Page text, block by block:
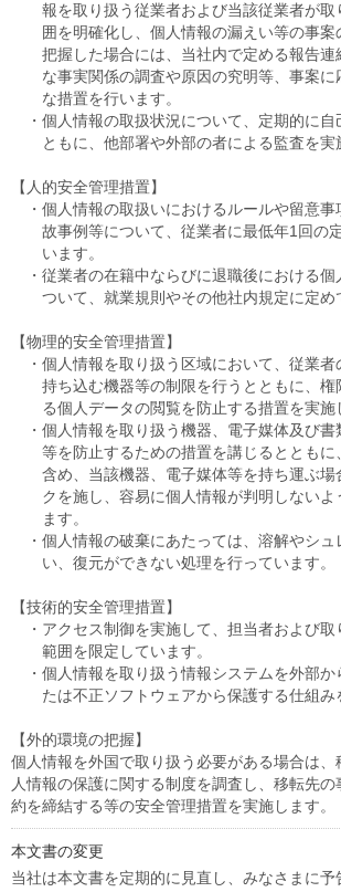
報を取り扱う従業者および当該従業者が取
囲を明確化し、個人情報の漏えい等の事
把握した場合には、当社内で定める報告連
な事実関係の調査や原因の究明等、事案
な措置を行います。
・個人情報の取扱状況について、定期的に
ともに、他部署や外部の者による監査を実
【人的安全管理措置】
・個人情報の取扱いにおけるルールや留意
故事例等について、従業者に最低年1回の
います。
・従業者の在籍中ならびに退職後における
ついて、就業規則やその他社内規定に定め
【物理的安全管理措置】
・個人情報を取り扱う区域において、従業
持ち込む機器等の制限を行うとともに、権
る個人データの閲覧を防止する措置を実施
・個人情報を取り扱う機器、電子媒体及び
等を防止するための措置を講じるとともに
含め、当該機器、電子媒体等を持ち運ぶ場
クを施し、容易に個人情報が判明しないよ
ます。
・個人情報の破棄にあたっては、溶解やシ
い、復元ができない処理を行っています。
【技術的安全管理措置】
・アクセス制御を実施して、担当者および
範囲を限定しています。
・個人情報を取り扱う情報システムを外部
たは不正ソフトウェアから保護する仕組み
【外的環境の把握】
個人情報を外国で取り扱う必要がある場合は、
人情報の保護に関する制度を調査し、移転先
約を締結する等の安全管理措置を実施します。
本文書の変更
当社は本文書を定期的に見直し、みなさまに予